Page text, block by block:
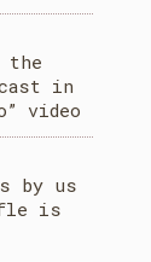
the
cast in
video
by us
is